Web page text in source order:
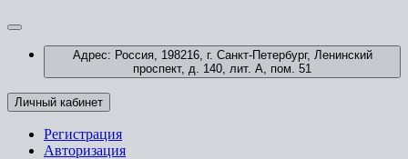
Адрес: Россия, 198216, г. Санкт-Петербург, Ленинский
проспект, д. 140, лит. А, пом. 51
Личный кабинет
Регистрация
Авторизация